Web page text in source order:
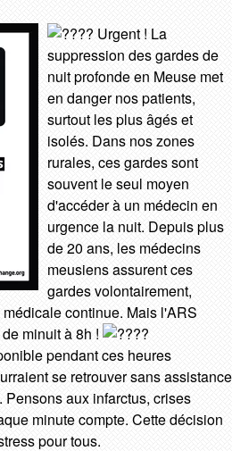
Urgent ! La
suppression des gardes de
nuit profonde en Meuse met
en danger nos patients,
surtout les plus âgés et
isolés. Dans nos zones
rurales, ces gardes sont
souvent le seul moyen
d'accéder à un médecin en
urgence la nuit. Depuis plus
de 20 ans, les médecins
meusiens assurent ces
gardes volontairement,
continue. Mais l'ARS
minuit à 8h !
pendant ces heures
se retrouver sans assistance
aux infarctus, crises
minute compte. Cette décision
pour tous.